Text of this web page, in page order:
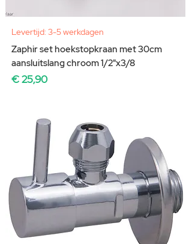
Levertijd: 3-5 werkdagen
Zaphir set hoekstopkraan met 30cm
aansluitslang chroom 1/2"x3/8
Prijs
€ 25,90